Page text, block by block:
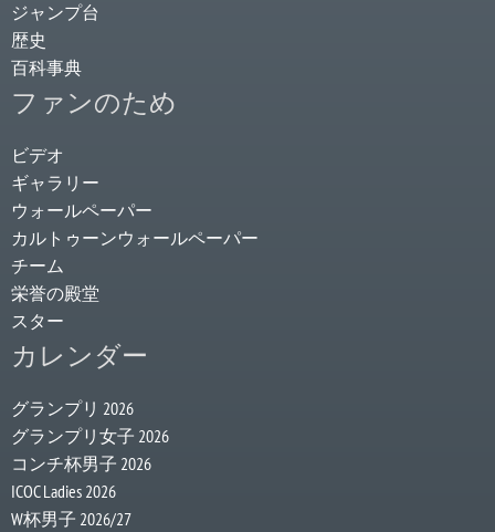
ジャンプ台
歴史
百科事典
ファンのため
ビデオ
ギャラリー
ウォールペーパー
カルトゥーンウォールペーパー
チーム
栄誉の殿堂
スター
カレンダー
グランプリ 2026
グランプリ女子 2026
コンチ杯男子 2026
ICOC Ladies 2026
W杯男子 2026/27